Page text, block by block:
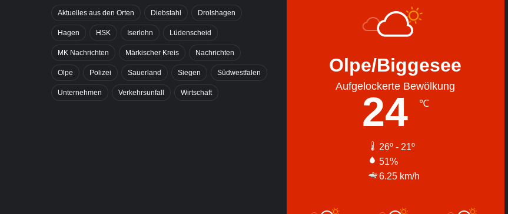
Aktuelles aus den Orten Diebstahl Drolshagen
Hagen HSK Iserlohn Lüdenscheid
MK Nachrichten Märkischer Kreis Nachrichten
Olpe Polizei Sauerland Siegen Südwestfalen
Unternehmen Verkehrsunfall Wirtschaft
Olpe/Biggesee
Aufgelockerte Bewölkung
24 ℃
26º - 21º
51%
6.25 km/h